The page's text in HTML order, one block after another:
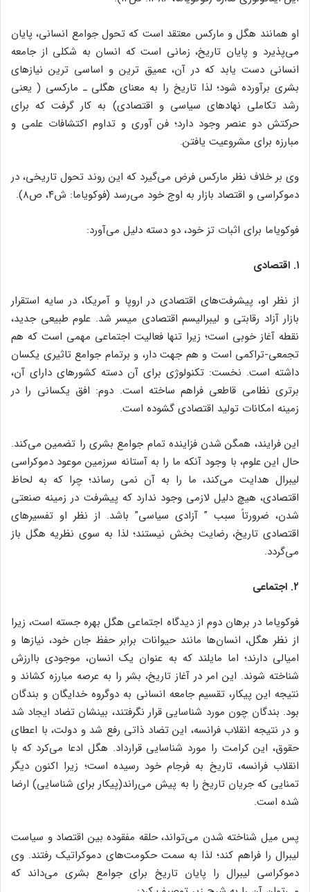
او همانند هگل و مارکس معتقد است که تحول جوامع انسانی، پایان
می‌پذیرد و پایان تاریخ، زمانی است که انسان به شکلی از جامعه
انسانی دست یابد که در آن، عمیق ترین و اساسی ترین نیازهای
بشری برآورده شود؛ لذا تاریخ را به معنای هگلی ـ مارکسی ( یعنی
رشد تکاملی نهادهای سیاسی و اقتصادی) به کار گرفت که برای
حرکتش دو عنصر وجود دارد؛ فن آوری و تداوم اکتشافات علمی و
مبارزه برای مشروعیت یافتن.
وی بر خلاف نظر مارکس فرض می‌گیرد که این روند تحول تاریخی، در
دموکراسی و اقتصاد بازار به اوج خود می‌رسد (فوکویاما: ش۴، ص۸).
فوکویاما برای اثبات تز خود، دو دسته دلیل می‌آورد:
۱. اقتصادی
از نظر او، پیشرفت‌های اقتصادی در اروپا و آمریکا، در سایه استقرار
بازار آزاد رقابتی و لیبرالیسم اقتصادی میسر شد. علوم طبیعی جدید،
نقطه آغاز خوبی است؛ زیرا تنها فعالیت اجتماعی مهمی است که هم
تجمعی-تراکمی است و هم جهت دار، و برتمام جوامع تاثیری یکسان
داشته است. نخست: تکنولوژی برای آن دسته کشورهای دارای آن،
برتری نظامی قاطعی فراهم ساخته است. دوم: افق یکسانی را در
زمینه امکانات تولید اقتصادی گشوده است.
این فرایند، همگن شدن فزاینده تمام جوامع بشری را تضمین می‌کند.
حال این علوم، با وجود آنکه ما را به آستانه سرزمین موعود دموکراسی
لیبرال هدایت می‌کند، ما را به آن نمی رساند؛ چرا که به لحاظ
اقتصادی، هیچ دلیل لازمی وجود ندارد که پیشرفت در زمینه صنعتی
شدن، ضرورتاً سبب ” آزادی سیاسی” باشد. از نظر او تفسیرهای
اقتصادی تاریخ، رضایت بخش نیستند؛ لذا به سوی نظریه هگل باز
می‌گردد.
۲. اجتماعی
فوکویاما در برهان دوم از دیدگاه اجتماعی هگل بهره جسته است، زیرا
از نظر هگل، انسان‌ها مانند حیوانات برابر حفظ جان خود، نیازها و
امیالی دارند؛ اما مایلند که به عنوان یک انسان، موجودی باارزش
شناخته شوند. این امر در آغاز تاریخ، بشر را به عرصه مبارزه کشاند و
نتیجه این پیکار، تقسیم جامعه انسانی به دوگروه خدایگان و بندگان
بود. بندگان چون مورد شناسایی قرار نگرفتند، بینشان تضاد ایجاد شد
و در نتیجه انقلاب فرانسه، این تضاد ذاتی رفع شد و دولت، با اعطای
حقوق، این کرامت را مورد شناسایی قرارداد. هگل ادعا می‌کرد که با
انقلاب فرانسه، تاریخ به فرجام خود رسیده است؛ زیرا اکنون دیگر
تمنایی که جریان تاریخ را به پیش می‌راند(پیکار برای شناسایی) ارضا
شده است.
پس میل شناخته شدن می‌تواند، حلقه مفقوده بین اقتصاد و سیاست
لیبرال را فراهم کند؛ لذا به سمت حکومت‌های دموکراتیک رفتند. وی
دموکراسی لیبرال را پایان تاریخ برای جوامع بشری می‌داند که